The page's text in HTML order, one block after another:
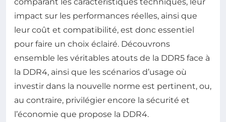
impact sur les performances réelles, ainsi que
leur coût et compatibilité, est donc essentiel
pour faire un choix éclairé. Découvrons
ensemble les véritables atouts de la DDR5 face à
la DDR4, ainsi que les scénarios d’usage où
investir dans la nouvelle norme est pertinent, ou,
au contraire, privilégier encore la sécurité et
l’économie que propose la DDR4.